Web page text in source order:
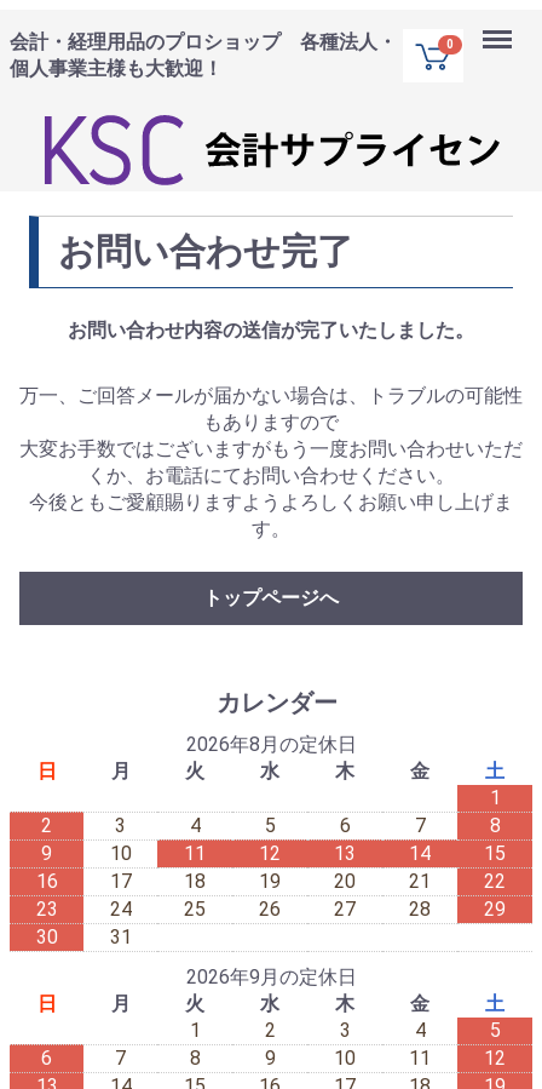
会計・経理用品のプロショップ 各種法人・
個人事業主様も大歓迎！
0
お問い合わせ完了
お問い合わせ内容の送信が完了いたしました。
万一、ご回答メールが届かない場合は、トラブルの可能性
もありますので
大変お手数ではございますがもう一度お問い合わせいただ
くか、お電話にてお問い合わせください。
今後ともご愛顧賜りますようよろしくお願い申し上げま
す。
トップページへ
カレンダー
2026年8月の定休日
日
月 火 水 木 金
土
1
2
3 4 5 6 7
8
9
10 11 12 13 14
15
16
17 18 19 20 21
22
23
24 25 26 27 28
29
30
31
2026年9月の定休日
日
月 火 水 木 金
土
1
2 3 4
5
6
7 8 9 10 11
12